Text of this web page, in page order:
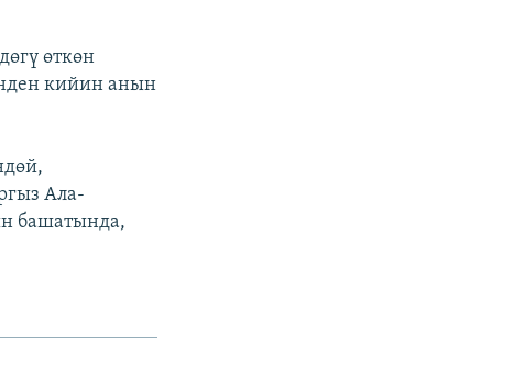
өткөн
кийин анын
Ала-
башатында,